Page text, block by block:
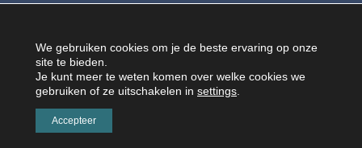
Contact
We gebruiken cookies om je de beste ervaring op onze
site te bieden.
Je kunt meer te weten komen over welke cookies we
gebruiken of ze uitschakelen in settings
Accepteer